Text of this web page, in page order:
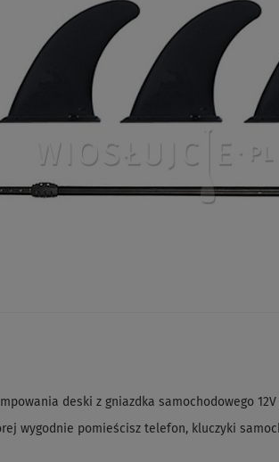
deski z gniazdka samochodowego
wygodnie pomieścisz telefon, kluczyki